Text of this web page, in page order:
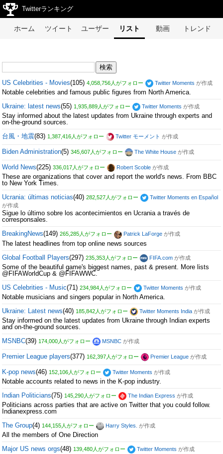
Twitterランキング
ホーム ツイート ユーザー リスト 動画 トレンド
US Celebrities - Movies(105)4,058,756人がフォロー Twitter Moments が作成
Notable celebrities and famous public figures from North America.
Ukraine: latest news(55) 1,935,889人がフォロー Twitter Moments が作成
Stay informed about the latest updates from Ukraine through experts and
on-the-ground sources.
台風・地震(83)1,387,416人がフォロー Twitter モーメント が作成
Biden Administration(5)345,607人がフォロー The White House が作成
World News(225)336,017人がフォロー Robert Scoble が作成
These are organizations that cover and report the world's news. From BBC
to New York Times.
Ucrania: últimas noticias(40)282,527人がフォロー
Twitter Moments en Español
が作成
Sigue lo último sobre los acontecimientos en Ucrania a través de
corresponsales.
BreakingNews(149)265,285人がフォロー Patrick LaForge が作成
The latest headlines from top online news sources
Global Football Players(297)235,353人がフォロー FIFA.com が作成
Some of the beautiful game's biggest names, past & present. More lists
@FIFAWorldCup & @FIFAWWC.
US Celebrities - Music(71)234,984人がフォロー Twitter Moments が作成
Notable musicians and singers popular in North America.
Ukraine: Latest news(40) 185,842人がフォロー Twitter Moments India が作成
Stay informed on the latest updates from Ukraine through Indian experts
and on-the-ground sources.
MSNBC(39) 174,000人がフォロー MSNBC が作成
Premier League players(377) 162,397人がフォロー Premier League が作成
K-pop news(46) 152,106人がフォロー Twitter Moments が作成
Notable accounts related to news in the K-pop industry.
Indian Politicians(75)145,290人がフォロー The Indian Express が作成
Politicians across parties that are active on Twitter that you could follow.
Indianexpress.com
The Group(4)144,155人がフォロー Harry Styles. が作成
All the members of One Direction
Major US news orgs(48)139,480人がフォロー Twitter Moments が作成